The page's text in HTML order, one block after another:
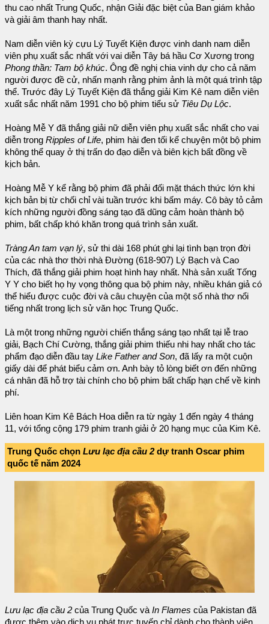
thu cao nhất Trung Quốc, nhận Giải đặc biệt của Ban giám khảo
và giải âm thanh hay nhất.
Nam diễn viên kỳ cựu Lý Tuyết Kiện được vinh danh nam diễn
viên phụ xuất sắc nhất với vai diễn Tây bá hầu Cơ Xương trong
Phong thần: Tam bộ khúc. Ông đề nghị chia vinh dự cho cả năm
người được đề cử, nhấn mạnh rằng phim ảnh là một quá trình tập
thể. Trước đây Lý Tuyết Kiện đã thắng giải Kim Kê nam diễn viên
xuất sắc nhất năm 1991 cho bộ phim tiểu sử Tiêu Dụ Lộc.
Hoàng Mễ Y đã thắng giải nữ diễn viên phụ xuất sắc nhất cho vai
diễn trong Ripples of Life, phim hài đen tối kể chuyện một bộ phim
không thể quay ở thị trấn do đạo diễn và biên kịch bất đồng về
kịch bản.
Hoàng Mễ Y kể rằng bộ phim đã phải đối mặt thách thức lớn khi
kịch bản bị từ chối chỉ vài tuần trước khi bấm máy. Cô bày tỏ cảm
kích những người đồng sáng tạo đã dũng cảm hoàn thành bộ
phim, bất chấp khó khăn trong quá trình sản xuất.
Tràng An tam vạn lý, sử thi dài 168 phút ghi lại tình bạn trọn đời
của các nhà thơ thời nhà Đường (618-907) Lý Bạch và Cao
Thích, đã thắng giải phim hoạt hình hay nhất. Nhà sản xuất Tống
Y Y cho biết họ hy vọng thông qua bộ phim này, nhiều khán giả có
thể hiểu được cuộc đời và câu chuyện của một số nhà thơ nổi
tiếng nhất trong lịch sử văn học Trung Quốc.
Là một trong những người chiến thắng sáng tạo nhất tại lễ trao
giải, Bạch Chí Cường, thắng giải phim thiếu nhi hay nhất cho tác
phẩm đạo diễn đầu tay Like Father and Son, đã lấy ra một cuộn
giấy dài để phát biểu cảm ơn. Anh bày tỏ lòng biết ơn đến những
cá nhân đã hỗ trợ tài chính cho bộ phim bất chấp hạn chế về kinh
phí.
Liên hoan Kim Kê Bách Hoa diễn ra từ ngày 1 đến ngày 4 tháng
11, với tổng cộng 179 phim tranh giải ở 20 hạng mục của Kim Kê.
Trung Quốc chọn Lưu lạc địa cầu 2dự tranh Oscar phim
quốc tế năm 2024
Lưu lạc địa cầu 2 của Trung Quốc vàIn Flames của Pakistan đã